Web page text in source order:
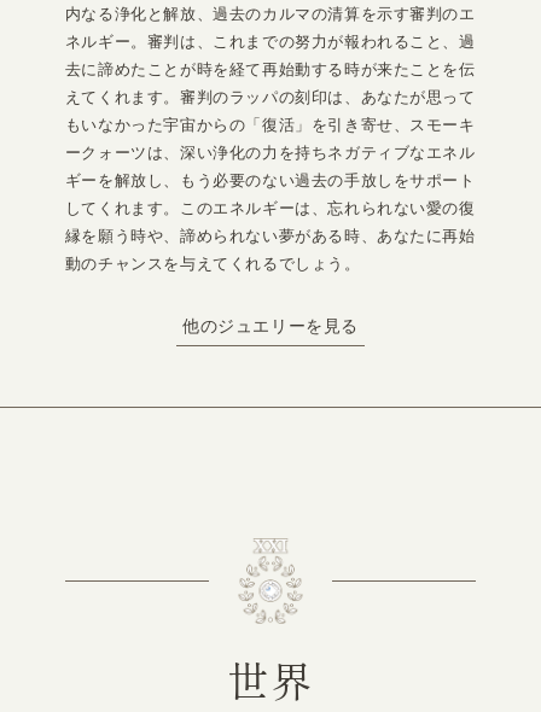
内なる浄化と解放、過去のカルマの清算を示す審判のエ
ネルギー。審判は、これまでの努力が報われること、過
去に諦めたことが時を経て再始動する時が来たことを伝
えてくれます。審判のラッパの刻印は、あなたが思って
もいなかった宇宙からの「復活」を引き寄せ、スモーキ
ークォーツは、深い浄化の力を持ちネガティブなエネル
ギーを解放し、もう必要のない過去の手放しをサポート
してくれます。このエネルギーは、忘れられない愛の復
縁を願う時や、諦められない夢がある時、あなたに再始
動のチャンスを与えてくれるでしょう。
他のジュエリーを見る
世界